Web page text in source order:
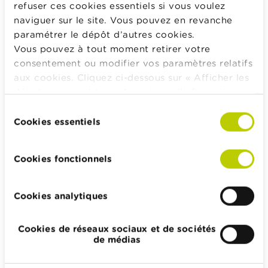
refuser ces cookies essentiels si vous voulez
naviguer sur le site. Vous pouvez en revanche
paramétrer le dépôt d’autres cookies.
Vous pouvez à tout moment retirer votre
consentement ou modifier vos paramètres relatifs
aux cookies. Cliquez ci-dessous sur « Afficher les
détails » pour obtenir davantage d'informations.
consultable dans son intégralité
duCookies essentiels
Cookies fonctionnels
Cookies analytiques
Cookies de réseaux sociaux et de sociétés
de médias
d’accord avec les nouveaux tarifs, vous pouvez au
cours de ces deux mois fermer votre compte, sans
frais, et transférer votre argent dans une autre
banque.
Bon à savoir
La banque doit vous avertir de toute
modification tarifaire au plus tard deux mois
Conseils Wikifin
Lisez attentivement la liste des tarifs.
Comparez différents comptes de différentes